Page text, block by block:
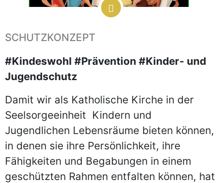
SCHUTZKONZEPT
#Kindeswohl #Prävention #Kinder- und
Jugendschutz
Damit wir als Katholische Kirche in der
Seelsorgeeinheit Kindern und
Jugendlichen Lebensräume bieten können,
in denen sie ihre Persönlichkeit, ihre
Fähigkeiten und Begabungen in einem
geschützten Rahmen entfalten können, hat